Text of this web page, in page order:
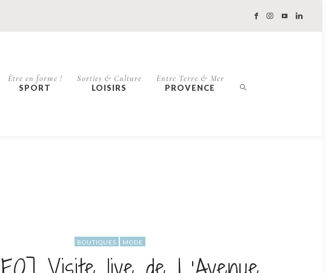
Être en forme !
SPORT
Sorties & Culture
LOISIRS
Entre Terre & Mer
PROVENCE
BOUTIQUES MODE